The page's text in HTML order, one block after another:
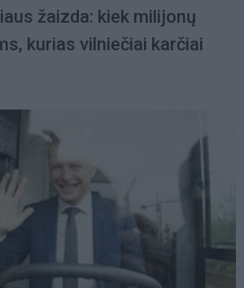
žaizda: kiek milijonų
kurias vilniečiai karčiai